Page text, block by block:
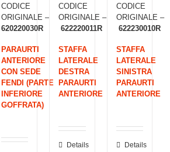
CODICE
ORIGINALE –
620220030R
PARAURTI
ANTERIORE
CON SEDE
FENDI (PARTE
INFERIORE
GOFFRATA)
CODICE
ORIGINALE –
622220011R
STAFFA
LATERALE
DESTRA
PARAURTI
ANTERIORE
Details
CODICE
ORIGINALE –
622230010R
STAFFA
LATERALE
SINISTRA
PARAURTI
ANTERIORE
Details